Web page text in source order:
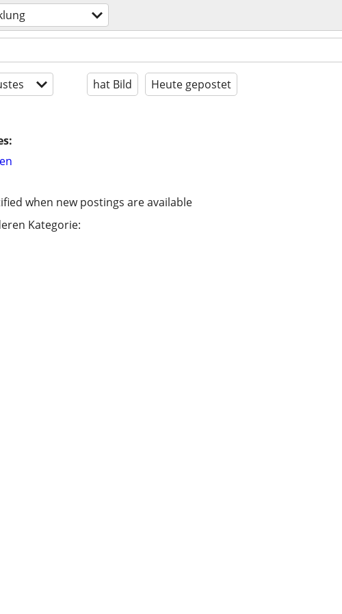
hat Bild Heute gepostet
when new postings are available
Kategorie: